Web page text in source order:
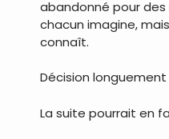
abandonné pour des
chacun imagine,
connaît.
Décision
La suite pourrait en